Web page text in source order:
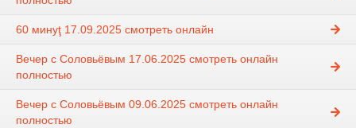
60 минуţ 17.09.2025 смотреть онлайн
Вечер с Соловьёвым 17.06.2025 смотреть онлайн
полностью
Вечер с Соловьёвым 09.06.2025 смотреть онлайн
полностью